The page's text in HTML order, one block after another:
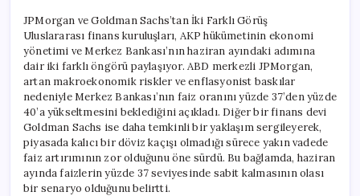
JPMorgan ve Goldman Sachs’tan İki Farklı Görüş
Uluslararası finans kuruluşları, AKP hükümetinin ekonomi
yönetimi ve Merkez Bankası’nın haziran ayındaki adımına
dair iki farklı öngörü paylaşıyor. ABD merkezli JPMorgan,
artan makroekonomik riskler ve enflasyonist baskılar
nedeniyle Merkez Bankası’nın faiz oranını yüzde 37’den yüzde
40’a yükseltmesini beklediğini açıkladı. Diğer bir finans devi
Goldman Sachs ise daha temkinli bir yaklaşım sergileyerek,
piyasada kalıcı bir döviz kaçışı olmadığı sürece yakın vadede
faiz artırımının zor olduğunu öne sürdü. Bu bağlamda, haziran
ayında faizlerin yüzde 37 seviyesinde sabit kalmasının olası
bir senaryo olduğunu belirtti.